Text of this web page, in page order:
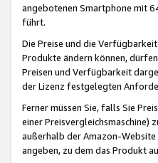
angebotenen Smartphone mit
führt.
Die Preise und die
Produkte ändern können,
Preisen und Verfügbarkeit
der Lizenz festgelegten
Ferner müssen Sie, falls Sie
einer Preisvergleichsmaschine)
außerhalb der Amazon-Website
angeben, zu dem das Produkt